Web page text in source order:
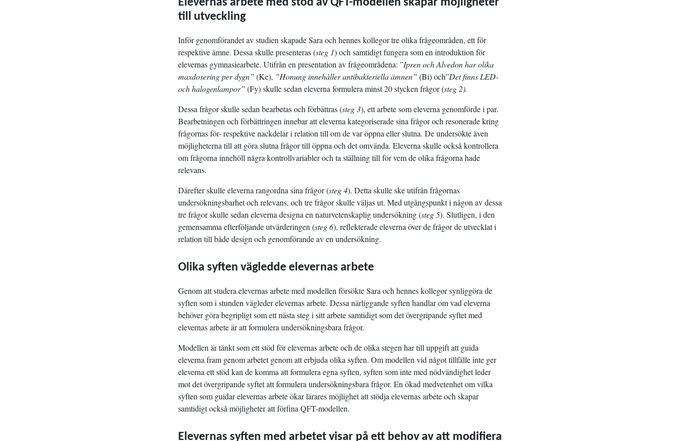
Elevernas arbete med stöd av QFT-modellen skapar möjligheter
till utveckling
Inför genomförandet av studien skapade Sara och hennes kollegor tre olika frågeområden, ett för
respektive ämne. Dessa skulle presenteras (steg 1) och samtidigt fungera som en introduktion för
elevernas gymnasiearbete. Utifrån en presentation av frågeområdena: ”Ipren och Alvedon har olika
maxdosering per dygn” (Ke), ”Honung innehåller antibakteriella ämnen” (Bi) och”Det finns LED-
och halogenlampor” (Fy) skulle sedan eleverna formulera minst 20 stycken frågor (steg 2).
Dessa frågor skulle sedan bearbetas och förbättras (steg 3), ett arbete som eleverna genomförde i par.
Bearbetningen och förbättringen innebar att eleverna kategoriserade sina frågor och resonerade kring
frågornas för- respektive nackdelar i relation till om de var öppna eller slutna. De undersökte även
möjligheterna till att göra slutna frågor till öppna och det omvända. Eleverna skulle också kontrollera
om frågorna innehöll några kontrollvariabler och ta ställning till för vem de olika frågorna hade
relevans.
Därefter skulle eleverna rangordna sina frågor (steg 4). Detta skulle ske utifrån frågornas
undersökningsbarhet och relevans, och tre frågor skulle väljas ut. Med utgångspunkt i någon av dessa
tre frågor skulle sedan eleverna designa en naturvetenskaplig undersökning (steg 5). Slutligen, i den
gemensamma efterföljande utvärderingen (steg 6), reflekterade eleverna över de frågor de utvecklat i
relation till både design och genomförande av en undersökning.
Olika syften vägledde elevernas arbete
Genom att studera elevernas arbete med modellen försökte Sara och hennes kollegor synliggöra de
syften som i stunden vägleder elevernas arbete. Dessa närliggande syften handlar om vad eleverna
behöver göra begripligt som ett nästa steg i sitt arbete samtidigt som det övergripande syftet med
elevernas arbete är att formulera undersökningsbara frågor.
Modellen är tänkt som ett stöd för elevernas arbete och de olika stegen har till uppgift att guida
eleverna fram genom arbetet genom att erbjuda olika syften. Om modellen vid något tillfälle inte ger
eleverna ett stöd kan de komma att formulera egna syften, syften som inte med nödvändighet leder
mot det övergripande syftet att formulera undersökningsbara frågor. En ökad medvetenhet om vilka
syften som guidar elevernas arbete ökar lärares möjlighet att stödja elevernas arbete och skapar
samtidigt också möjligheter att förfina QFT-modellen.
Elevernas syften med arbetet visar på ett behov av att modifiera